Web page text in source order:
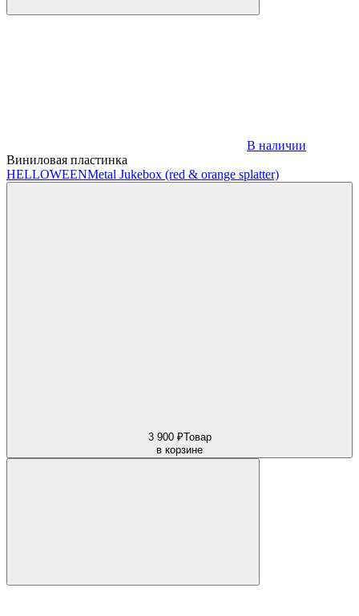
В наличии
Виниловая пластинка
HELLOWEENMetal Jukebox (red & orange splatter)
3 900 ₽Товар
в корзине